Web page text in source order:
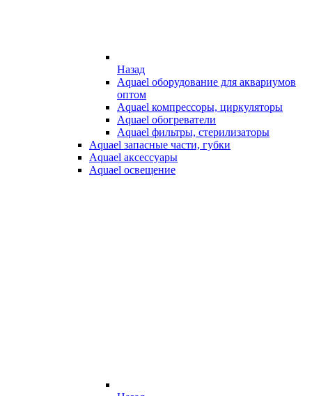
Назад
Aquael оборудование для аквариумов
оптом
Aquael компрессоры, циркуляторы
Aquael обогреватели
Aquael фильтры, стерилизаторы
Aquael запасные части, губки
Aquael аксессуары
Aquael освещение